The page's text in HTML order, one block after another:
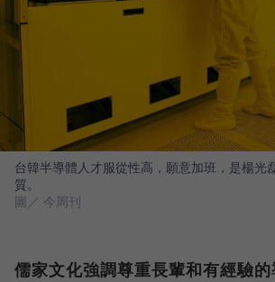
台韓半導體人才服從性高，願意加班，是楊光
質。
圖／ 今周刊
儒家文化強調尊重長輩和有經驗